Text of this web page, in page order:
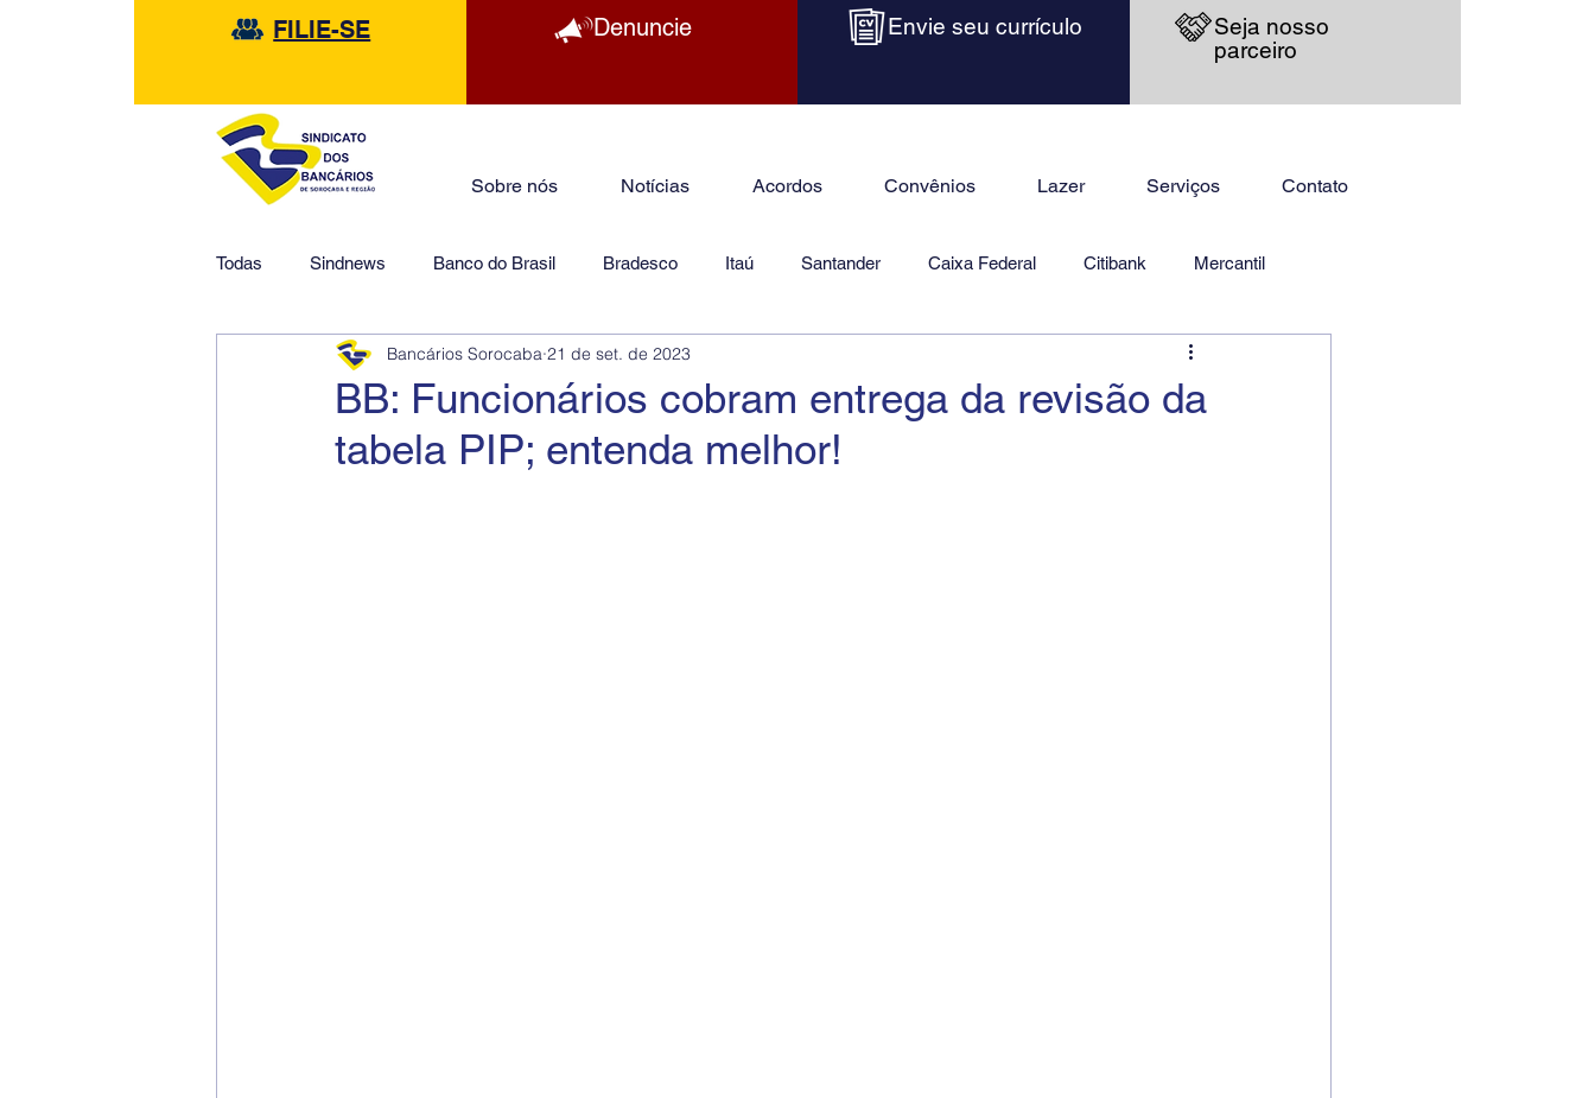
FILIE-SE Denuncie Envie seu currículo
Seja nosso
parceiro
Sobre nós Notícias Acordos Convênios Lazer Serviços Contato
Todas Sindnews Banco do Brasil Bradesco Itaú Santander Caixa Federal Citibank Mercantil
HSBC Financeiras Jurídico
BB: Funcionários cobram entrega da revisão da
tabela PIP; entenda melhor!
Bancários Sorocaba 21 de set. de 2023